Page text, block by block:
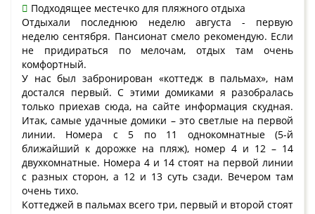
Подходящее местечко для пляжного отдыха
Отдыхали последнюю неделю августа - первую
неделю сентября. Пансионат смело рекомендую. Если
не придираться по мелочам, отдых там очень
комфортный.
У нас был забронирован «коттедж в пальмах», нам
достался первый. С этими домиками я разобралась
только приехав сюда, на сайте информация скудная.
Итак, самые удачные домики – это светлые на первой
линии. Номера с 5 по 11 однокомнатные (5-й
ближайший к дорожке на пляж), номер 4 и 12 – 14
двухкомнатные. Номера 4 и 14 стоят на первой линии
с разных сторон, а 12 и 13 суть сзади. Вечером там
очень тихо.
Коттеджей в пальмах всего три, первый и второй стоят